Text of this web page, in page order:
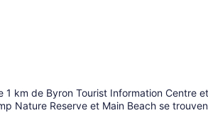
km de Byron Tourist Information Centre
Nature Reserve et Main Beach se